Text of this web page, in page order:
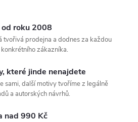
roku 2008
tvořivá prodejna a dodnes za každou
zákazníka.
které jinde nenajdete
sami, další motivy tvoříme z legálně
a autorských návrhů.
nad 990 Kč